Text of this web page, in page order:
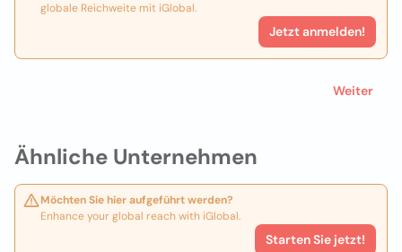
Ähnliche Unternehmen
Möchten Sie hier aufgeführt werden?
Enhance your global reach with iGlobal.
Starten Sie jetzt!
globale Reichweite mit iGlobal.
Jetzt anmelden!
Weiter